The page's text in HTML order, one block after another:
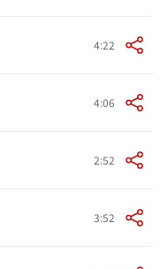
4:22
4:06
2:52
3:52